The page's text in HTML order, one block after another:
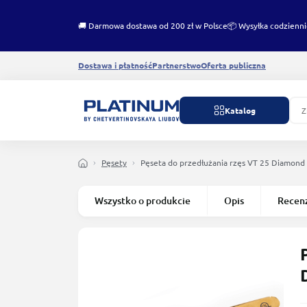
🚚 Darmowa dostawa od 200 zł w Polsce📦 Wysyłka
Dostawa i płatnośćPartnerstwoOferta publiczna
Katalog
Pęsety Pęseta do przedłużania rzęs VT 25 Diamond
Wszystko o produkcie Opis